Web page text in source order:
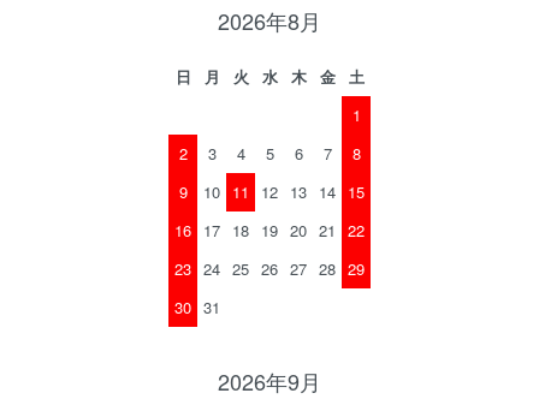
2026年8月
日 月 火 水 木 金
土
1
2
3 4 5 6 7
8
9
10 11 12 13 14 15
16 17 18 19 20 21
22
23 24 25 26 27 28 29
30 31
2026年9月